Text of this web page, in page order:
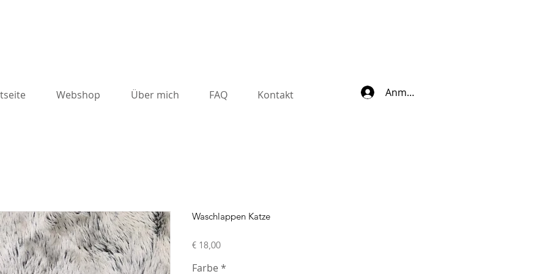
Webshop Über mich FAQ Kontakt Anmelden
Waschlappen Katze
€ 18,00Preis
Farbe *